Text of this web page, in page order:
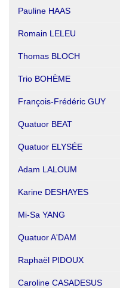
Pauline HAAS
Romain LELEU
Thomas BLOCH
Trio BOHÈME
François-Frédéric GUY
Quatuor BEAT
Quatuor ELYSÉE
Adam LALOUM
Karine DESHAYES
Mi-Sa YANG
Quatuor A'DAM
Raphaël PIDOUX
Caroline CASADESUS